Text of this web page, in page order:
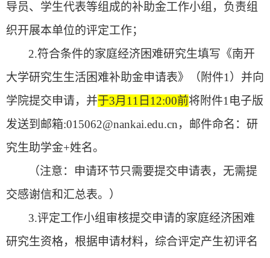
导员、 学生代表等组成的补助金工作小组，负责组
织开展本单位的评定工作；
2.符合条件的家庭经济困难研究生填写《南开
大学研究生生活困难补助金申请表》 （附件1 ） 并向
学院提交申请，并于3月11日12:00前将附件1电子版
发送到邮箱:015062@nankai.edu.cn，邮件命名：研
究生助学金+姓名。
（注意：申请环节只需要提交申请表，无需提
交感谢信和汇总表。）
3.评定工作小组审核提交申请的家庭经济困难
研究生资格， 根据申请材料， 综合评定产生初评名